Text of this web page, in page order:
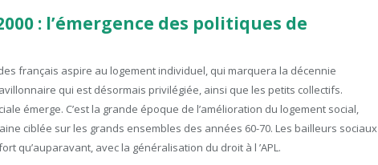
: l’émergence des politiques de
français aspire au logement individuel, qui marquera la décennie
qui est désormais privilégiée, ainsi que les petits collectifs.
émerge. C’est la grande époque de l’amélioration du logement social,
ciblée sur les grands ensembles des années 60-70. Les bailleurs sociaux
qu’auparavant, avec la généralisation du droit à l ’APL.